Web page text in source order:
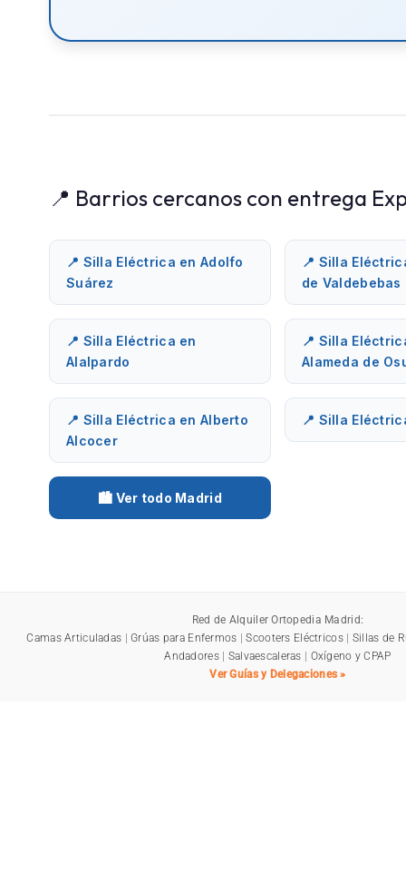
📍 Barrios cercanos con entrega
📍 Silla Eléctrica en Adolfo
Suárez
📍 Silla
de Valdebebas
📍 Silla Eléctrica en
Alalpardo
📍 Silla
Alameda de
📍 Silla Eléctrica en Alberto
Alcocer
📍 Silla
🏙️ Ver todo Madrid
Red de Alquiler Ortopedia Madrid:
Camas Articuladas |Grúas para Enfermos |Scooters Eléctricos| Sillas de
Andadores| Salvaescaleras | Oxígeno y CPAP
Ver Guías y Delegaciones »